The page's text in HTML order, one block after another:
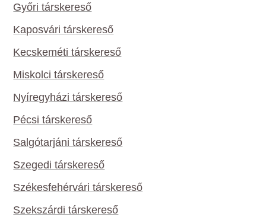
Győri társkereső
Kaposvári társkereső
Kecskeméti társkereső
Miskolci társkereső
Nyíregyházi társkereső
Pécsi társkereső
Salgótarjáni társkereső
Szegedi társkereső
Székesfehérvári társkereső
Szekszárdi társkereső